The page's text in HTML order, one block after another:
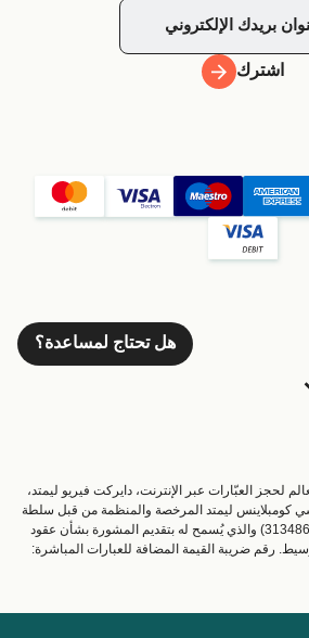
اشترك
هل تحتاج لمساعدة؟
العبارات
شحن
عبارة صغيرة
القطار والعبارة
لحجز العبّارات عبر الإنترنت، دايركت فيريو ليمتد،
ليمتد المرخصة والمنظمة من قبل سلطة
السلوك المالي (رقم تسجيلها 313486) والذي يُسمح له بتقديم المشورة بشأن عقود
رقم ضريبة القيمة المضافة للعبارات المباشرة: